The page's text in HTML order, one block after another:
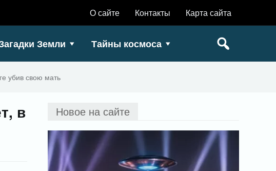
О сайте Контакты Карта сайта
Земли Тайны космоса
убив свою мать
в
Новое на сайте